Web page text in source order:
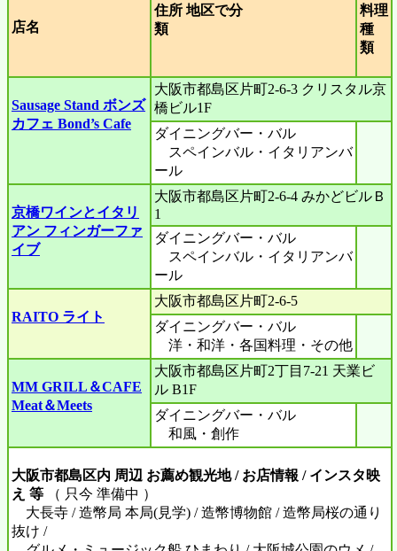
店名
住所 地区で分
類
料理
種
類
Sausage Stand ボンズ
カフェ Bond’s Cafe
大阪市都島区片町2-6-3 クリスタル京
橋ビル1F
ダイニングバー・バル
スペインバル・イタリアンバ
ール
京橋ワインとイタリ
アン フィンガーファ
イブ
大阪市都島区片町2-6-4 みかどビルＢ
1
ダイニングバー・バル
スペインバル・イタリアンバ
ール
RAITO ライト
大阪市都島区片町2-6-5
ダイニングバー・バル
洋・和洋・各国料理・その他
MM GRILL＆CAFE
Meat＆Meets
大阪市都島区片町2丁目7-21 天業ビ
ル B1F
ダイニングバー・バル
和風・創作
大阪市都島区内 周辺 お薦め観光地 / お店情報 / インスタ映
え 等 （ 只今 準備中 ）
大長寺 / 造幣局 本局(見学) / 造幣博物館 / 造幣局桜の通り
抜け /